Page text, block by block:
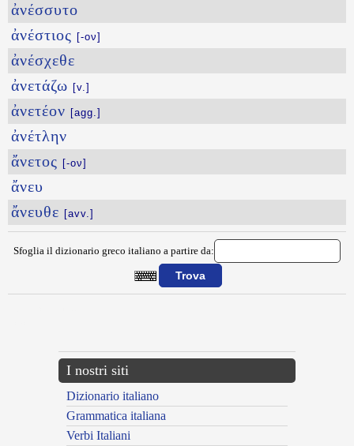
ἀνέσσυτο
ἀνέστιος [-ον]
ἀνέσχεθε
ἀνετάζω [v.]
ἀνετέον [agg.]
ἀνέτλην
ἄνετος [-ον]
ἄνευ
ἄνευθε [avv.]
Sfoglia il dizionario greco italiano a partire da:
I nostri siti
Dizionario italiano
Grammatica italiana
Verbi Italiani